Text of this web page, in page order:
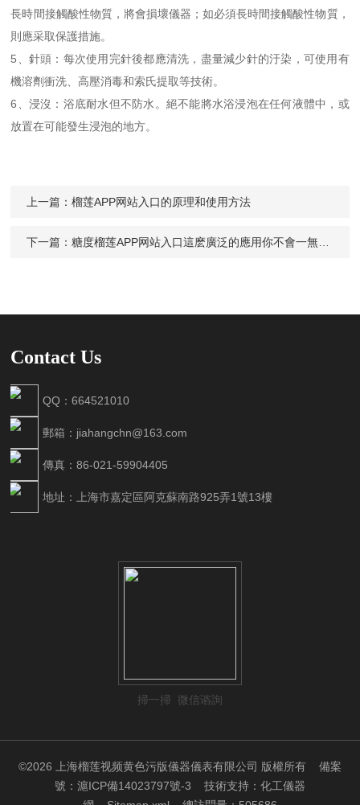
長時間接觸酸性物質，將會損壞儀器；如必須長時間接觸酸性物質，
則應采取保護措施。
5、針頭：每次使用完針後都應清洗，盡量減少針的汙染，可使用有
機溶劑衝洗、高壓消毒和索氏提取等技術。
6、浸沒：浴底耐水但不防水。絕不能將水浴浸泡在任何液體中，或
放置在可能發生浸泡的地方。
上一篇：榴莲APP网站入口的原理和使用方法
下一篇：糖度榴莲APP网站入口這麽廣泛的應用你不會一無所知吧
Contact Us
QQ：664521010
郵箱：jiahangchn@163.com
傳真：86-021-59904405
地址：上海市嘉定區阿克蘇南路925弄1號13樓
掃一掃 微信谘詢
©2026 上海榴莲视频黄色污版儀器儀表有限公司 版權所有 備案
號：滬ICP備14023797號-3 技術支持： 化工儀器